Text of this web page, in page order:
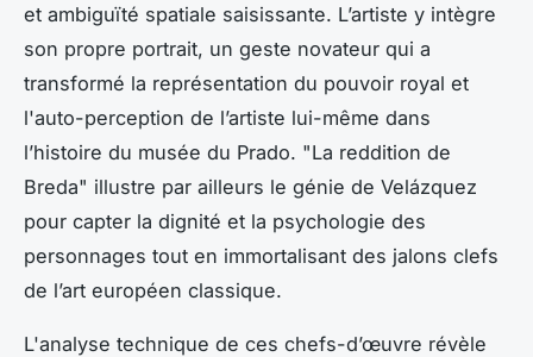
et ambiguïté spatiale saisissante. L’artiste y intègre
son propre portrait, un geste novateur qui a
transformé la représentation du pouvoir royal et
l'auto-perception de l’artiste lui-même dans
l’histoire du musée du Prado. "La reddition de
Breda" illustre par ailleurs le génie de Velázquez
pour capter la dignité et la psychologie des
personnages tout en immortalisant des jalons clefs
de l’art européen classique.
L'analyse technique de ces chefs-d’œuvre révèle